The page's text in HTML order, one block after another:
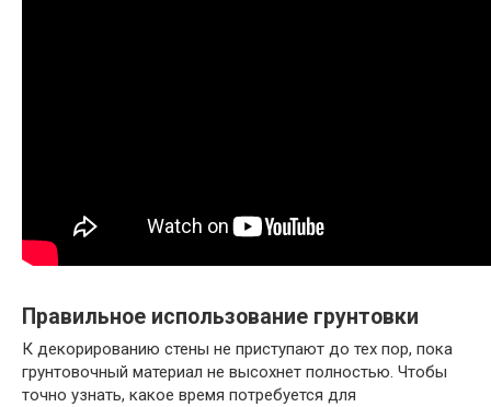
Правильное использование грунтовки
К декорированию стены не приступают до тех пор, пока
грунтовочный материал не высохнет полностью. Чтобы
точно узнать, какое время потребуется для